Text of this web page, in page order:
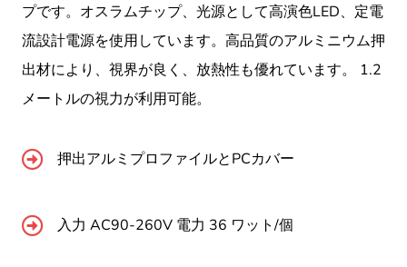
プです。オスラムチップ、光源として高演色LED、定電
流設計電源を使用しています。高品質のアルミニウム押
出材により、視界が良く、放熱性も優れています。 1.2
メートルの視力が利用可能。
押出アルミプロファイルとPCカバー
入力 AC90-260V 電力 36 ワット/個